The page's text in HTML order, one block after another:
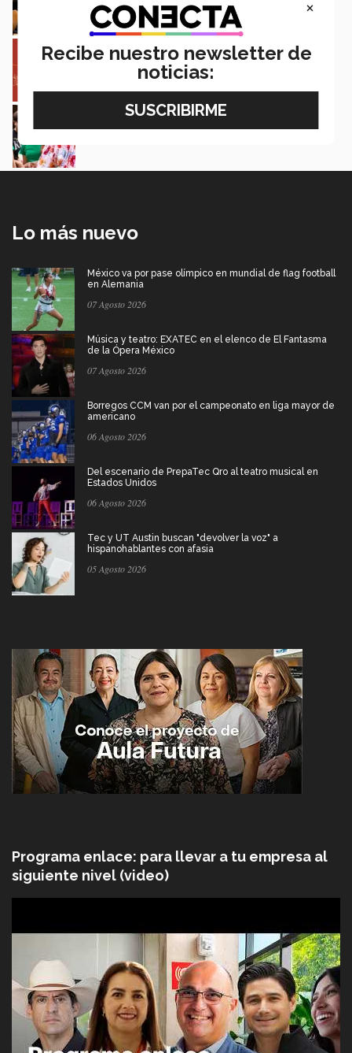
Loretta Mariaud y Carlos González
Entre miles: mexicana gana beca de maestría
Erasmus Mundus LIVE
Natalia Croda
Estudiantes de 5 campus Tec impulsan
Lo más nuevo
México va por pase olímpico en mundial de flag football
en Alemania
07 Agosto 2026
Música y teatro: EXATEC en el elenco de El Fantasma
de la Ópera México
07 Agosto 2026
Borregos CCM van por el campeonato en liga mayor de
americano
06 Agosto 2026
Del escenario de PrepaTec Qro al teatro musical en
Estados Unidos
06 Agosto 2026
Tec y UT Austin buscan "devolver la voz" a
hispanohablantes con afasia
05 Agosto 2026
Programa enlace: para llevar a tu empresa al
siguiente nivel (video)
×
Recibe nuestro newsletter de
noticias: